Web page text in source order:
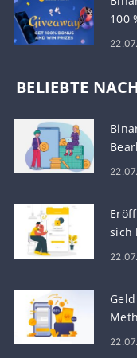
100
BELIEBTE
sich